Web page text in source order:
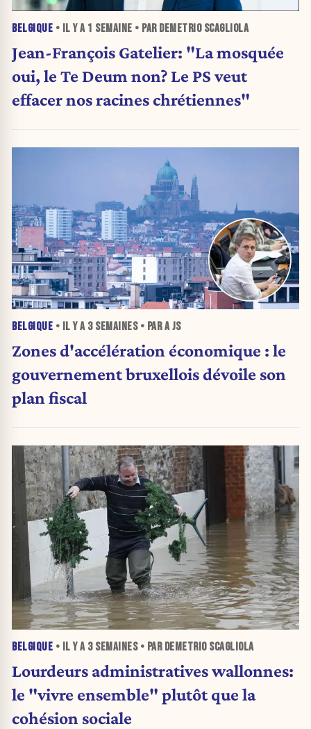
BELGIQUE • IL Y A 1 SEMAINE • PAR DEMETRIO SCAGLIOLA
Jean-François Gatelier: "La mosquée
oui, le Te Deum non? Le PS veut
effacer nos racines chrétiennes"
BELGIQUE • IL Y A 3 SEMAINES• PAR A JS
Zones d'accélération économique : le
gouvernement bruxellois dévoile son
plan fiscal
BELGIQUE • IL Y A 3 SEMAINES• PAR DEMETRIO SCAGLIOLA
Lourdeurs administratives wallonnes:
le "vivre ensemble" plutôt que la
cohésion sociale